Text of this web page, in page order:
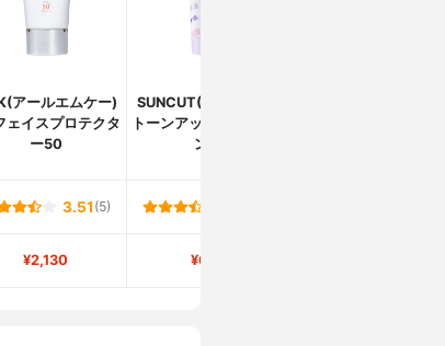
アールエムケー)
ェイスプロテクタ
ー50
SUNCUT(サンカット)
トーンアップUV エッセ
ンス
3.51 (5)
¥2,130 ¥607